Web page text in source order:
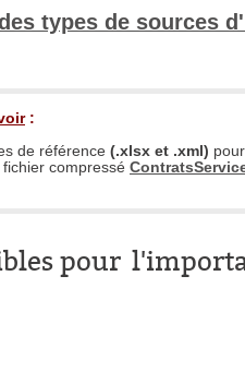
Résolution
SLA
SR
suivi principal
types de sources
:
de référence (.xlsx et .xml)
compressé
pour